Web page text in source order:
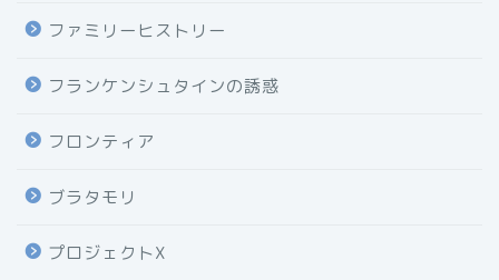
ファミリーヒストリー
フランケンシュタインの誘惑
フロンティア
ブラタモリ
プロジェクトX